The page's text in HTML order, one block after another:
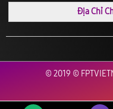
Địa Chỉ
© 2019 ©